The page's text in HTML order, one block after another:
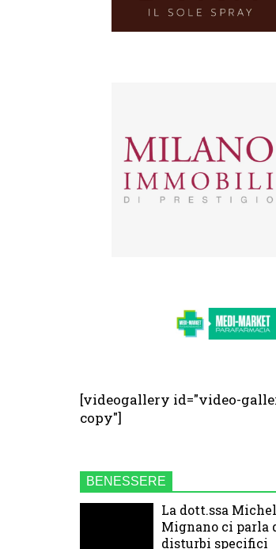
[videogallery id="video-
copy"]
BENESSERE
La dott.ssa
Mignano ci parla
disturbi specifici